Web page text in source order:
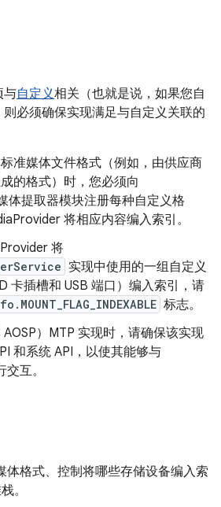
与自定义相关（也就是说，如果您自
必须确保实现满足与自定义关联的
准媒体文件格式（例如，由供应商
的格式）时，您必须向
体提取器模块注册每种自定义格
将相应内容编入索引。
将
实现中使用的一组自定义
卡插槽和 USB 端口）编入索引，请
标志。
）MTP 实现时，请确保该实现
和系统 API，以使其能够与
互。
体格式、控制将哪些存储设备编入索
。